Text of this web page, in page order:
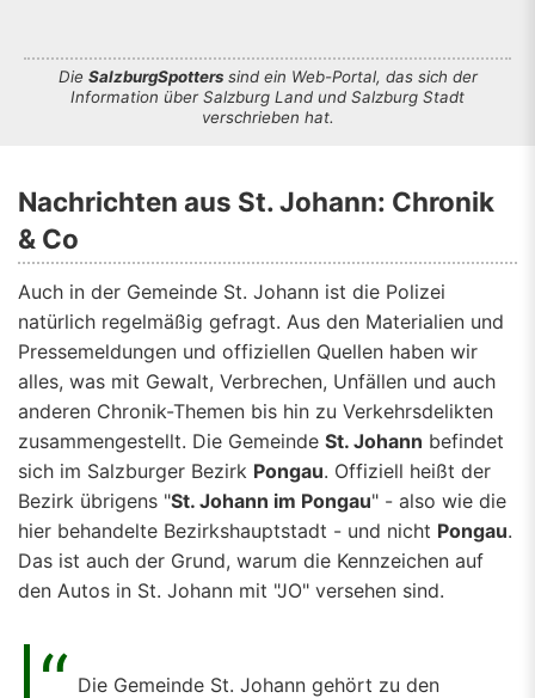
Die SalzburgSpotterssind ein Web-Portal, das sich der
Information über Salzburg Land und Salzburg Stadt
verschrieben hat.
Nachrichten aus St. Johann: Chronik
& Co
Auch in der Gemeinde St. Johann ist die Polizei
natürlich regelmäßig gefragt. Aus den Materialien und
Pressemeldungen und offiziellen Quellen haben wir
alles, was mit Gewalt, Verbrechen, Unfällen und auch
anderen Chronik-Themen bis hin zu Verkehrsdelikten
zusammengestellt. Die Gemeinde St. Johann befindet
sich im Salzburger Bezirk Pongau. Offiziell heißt der
Bezirk übrigens "St. Johann im Pongau" - also wie die
hier behandelte Bezirkshauptstadt - und nicht Pongau.
Das ist auch der Grund, warum die Kennzeichen auf
den Autos in St. Johann mit "JO" versehen sind.
Die Gemeinde St. Johann gehört zu den